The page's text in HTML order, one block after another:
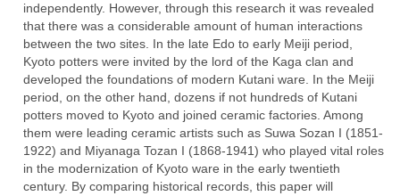
independently. However, through this research it was revealed
that there was a considerable amount of human interactions
between the two sites. In the late Edo to early Meiji period,
Kyoto potters were invited by the lord of the Kaga clan and
developed the foundations of modern Kutani ware. In the Meiji
period, on the other hand, dozens if not hundreds of Kutani
potters moved to Kyoto and joined ceramic factories. Among
them were leading ceramic artists such as Suwa Sozan I (1851-
1922) and Miyanaga Tozan I (1868-1941) who played vital roles
in the modernization of Kyoto ware in the early twentieth
century. By comparing historical records, this paper will